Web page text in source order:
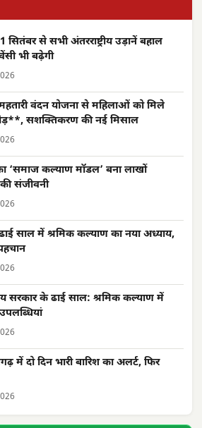
सितंबर से सभी अंतरराष्ट्रीय उड़ानें बहाल
भी बढ़ेगी
वंदन योजना से महिलाओं को मिले
सशक्तिकरण की नई मिसाल
‘समाज कल्याण मॉडल’ बना लाखों
संजीवनी
साल में श्रमिक कल्याण का नया अध्याय,
पहचान
सरकार के ढाई साल: श्रमिक कल्याण में
में दो दिन भारी बारिश का अलर्ट, फिर